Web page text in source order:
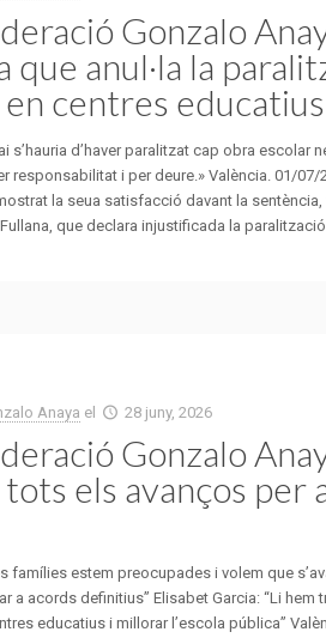
Gonzalo
que anul·la la
centres educatius
s’hauria d’haver paralitzat cap obra escolar
responsabilitat i per deure.» València. 01/07/
la seua satisfacció davant la
que declara injustificada la
Anaya el 28 juny, 2026
Gonzalo
els avanços per
famílies estem preocupades i volem que
a acords definitius” Elisabet Garcia: “Li hem
educatius i millorar l’escola pública”